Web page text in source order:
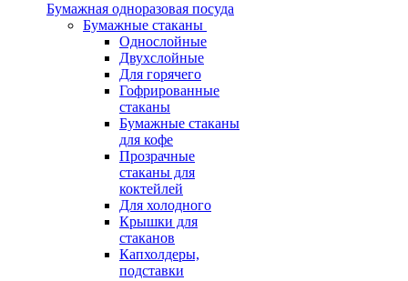
Бумажная одноразовая посуда
Бумажные стаканы
Однослойные
Двухслойные
Для горячего
Гофрированные
стаканы
Бумажные стаканы
для кофе
Прозрачные
стаканы для
коктейлей
Для холодного
Крышки для
стаканов
Капхолдеры,
подставки